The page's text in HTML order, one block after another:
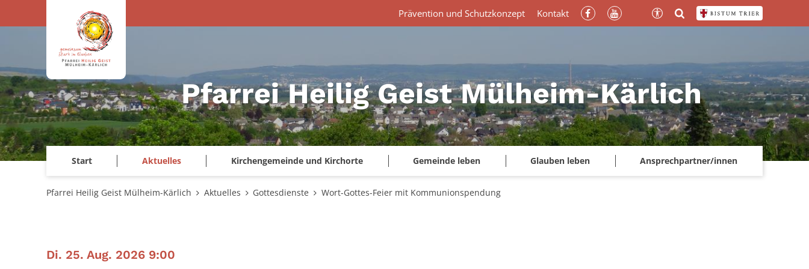
Pfarrei Heilig Geist Mülheim-Kärlich
Start Aktuelles Kirchengemeinde und Kirchorte Gemeinde leben Glauben leben Ansprechpartner/innen
Prävention und Schutzkonzept Kontakt
Pfarrei Heilig Geist Mülheim-Kärlich Aktuelles Gottesdienste Wort-Gottes-Feier mit Kommunionspendung
Di. 25. Aug. 2026 9:00